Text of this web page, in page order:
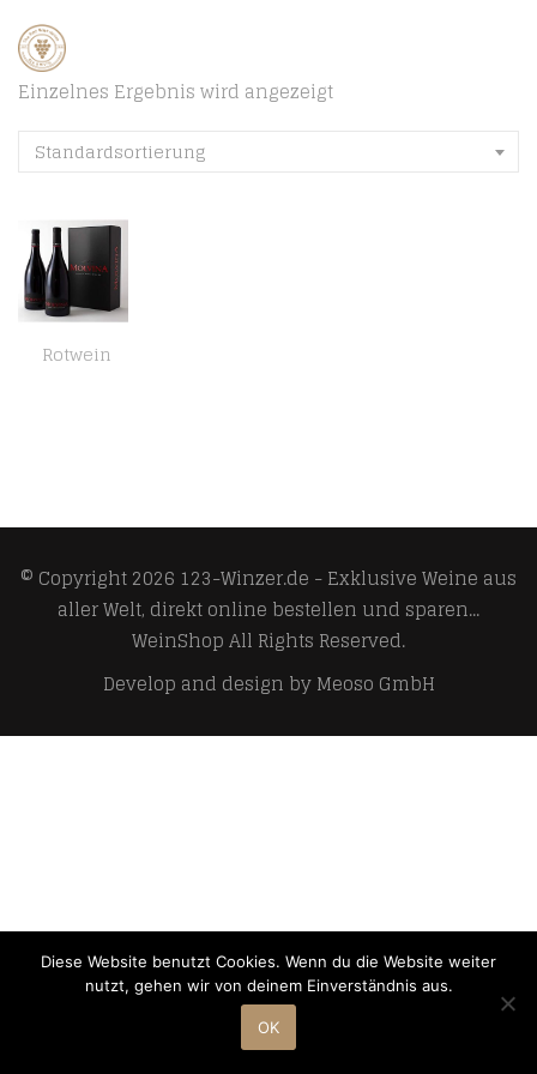
Einzelnes Ergebnis wird angezeigt
Standardsortierung
Rotwein
© Copyright 2026 123-Winzer.de - Exklusive Weine aus
aller Welt, direkt online bestellen und sparen...
WeinShopAll Rights Reserved.
Develop and design byMeoso GmbH
Diese Website benutzt Cookies. Wenn du die Website weiter
nutzt, gehen wir von deinem Einverständnis aus.
OK